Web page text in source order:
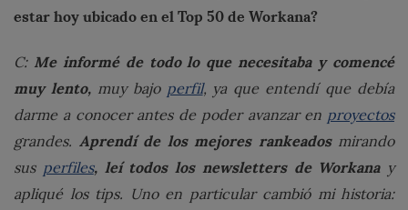
estar hoy ubicado en el Top 50 de Workana?
C: Me informé de todo lo que necesitaba y comencé
muy lento,muy bajo perfil, ya que entendí que debía
darme a conocer antes de poder avanzar en proyectos
grandes. Aprendí de los mejores rankeadosmirando
sus perfiles, leí todos los newsletters de Workanay
apliqué los tips. Uno en particular cambió mi historia: